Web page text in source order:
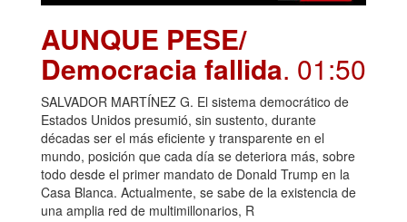
AUNQUE PESE/
Democracia fallida. 01:50
SALVADOR MARTÍNEZ G. El sistema democrático de
Estados Unidos presumió, sin sustento, durante
décadas ser el más eficiente y transparente en el
mundo, posición que cada día se deteriora más, sobre
todo desde el primer mandato de Donald Trump en la
Casa Blanca. Actualmente, se sabe de la existencia de
una amplia red de multimillonarios, R